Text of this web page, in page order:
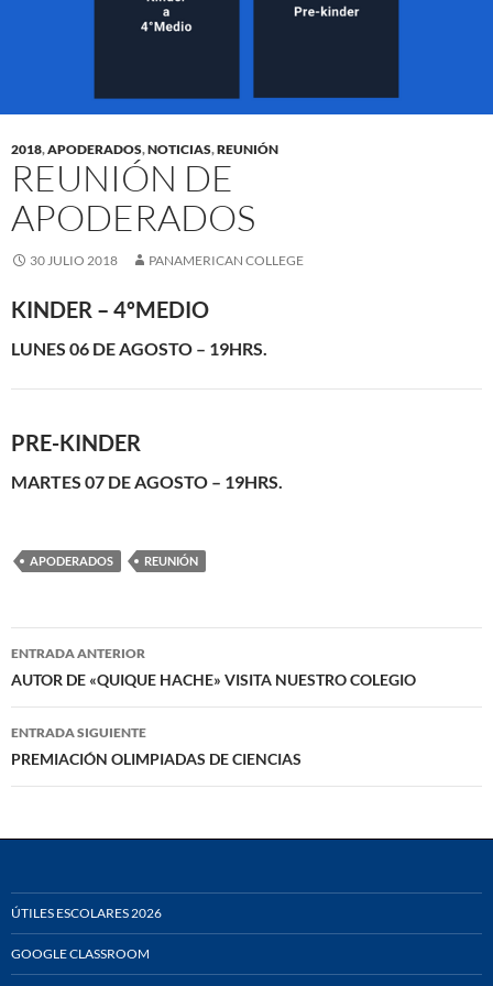
2018,APODERADOS,NOTICIAS,REUNIÓN
REUNIÓN DE
APODERADOS
30 JULIO 2018 PANAMERICAN COLLEGE
KINDER – 4ºMEDIO
LUNES 06 DE AGOSTO – 19HRS.
PRE-KINDER
MARTES 07 DE AGOSTO – 19HRS.
APODERADOS REUNIÓN
Navegación
de
entradas
ENTRADA ANTERIOR
AUTOR DE «QUIQUE HACHE» VISITA NUESTRO COLEGIO
ENTRADA SIGUIENTE
PREMIACIÓN OLIMPIADAS DE CIENCIAS
ÚTILES ESCOLARES 2026
GOOGLE CLASSROOM